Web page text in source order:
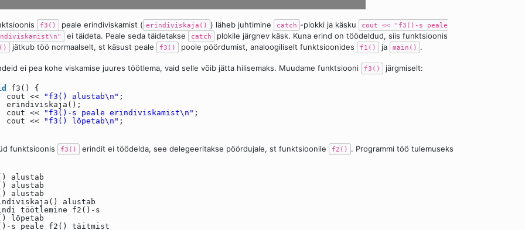
f3() peale erindiviskamist ( erindiviskaja() ) läheb juhtimine catch -plokki ja käsku
cout << "f3()-s peale
ei täideta. Peale seda täidetakse catch plokile järgnev käsk. Kuna erind on töödeldud, siis funktsioonis
jätkub töö normaalselt, st käsust peale f3() poole pöördumist, analoogiliselt funktsioonides f1() ja main() .
ei pea kohe viskamise juures töötlema, vaid selle võib jätta hilisemaks. Muudame funktsiooni f3() järgmiselt:
f3() {
cout <<
"f3() alustab\n" ;
erindiviskaja();
cout <<
"f3()-s peale erindiviskamist\n" ;
cout <<
"f3() lõpetab\n" ;
funktsioonis f3() erindit ei töödelda, see delegeeritakse pöördujale, st funktsioonile f2() . Programmi töö tulemuseks
alustab
alustab
alustab
alustab
töötlemine f2()-s
lõpetab
s peale f2() täitmist